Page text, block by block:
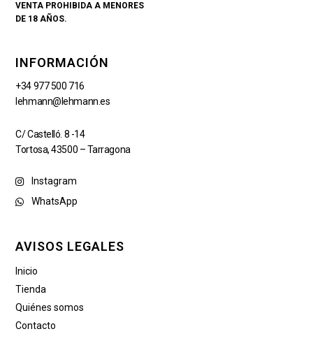
VENTA PROHIBIDA A MENORES
DE 18 AÑOS.
INFORMACIÓN
+34 977 500 716
lehmann@lehmann.es
C/ Castelló. 8 -14
Tortosa, 43500 – Tarragona
Instagram
WhatsApp
AVISOS LEGALES
Inicio
Tienda
Quiénes somos
Contacto